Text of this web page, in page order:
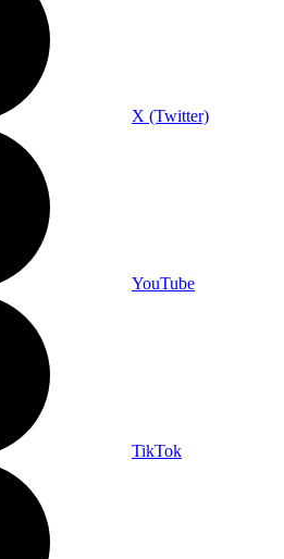
X (Twitter)
YouTube
TikTok